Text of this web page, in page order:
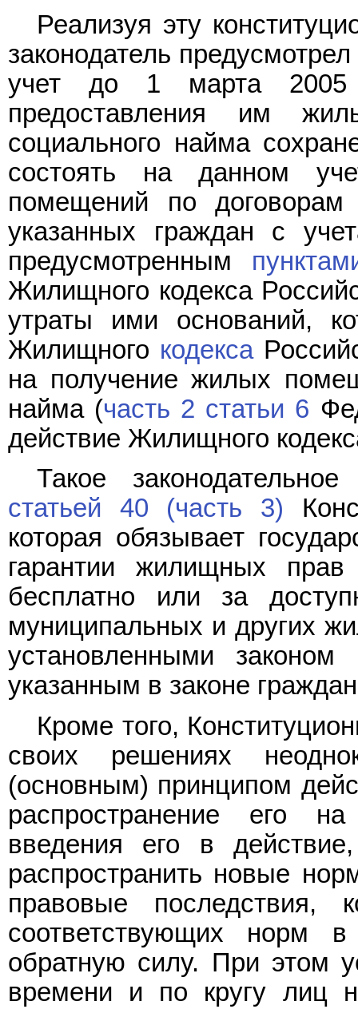
Реализуя эту
законодатель
учет до 1 марта 2005
предоставления им
социального найма
состоять на данном
помещений по
указанных граждан с
предусмотренным
Жилищного кодекса
утраты ими оснований,
Жилищного кодекса
на получение жилых
найма (часть 2 статьи 6
действие Жилищного
Такое
статьей 40 (часть 3)
которая обязывает
гарантии жилищных
бесплатно или за
муниципальных и других
установленными
указанным в законе
Кроме того,
своих решениях
(основным) принципом
распространение его
введения его в
распространить новые
правовые последствия,
соответствующих норм
обратную силу. При этом
времени и по кругу лиц